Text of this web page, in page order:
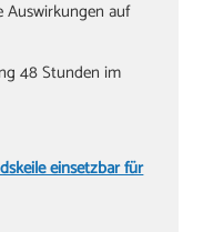
Auswirkungen auf
48 Stunden im
einsetzbar für